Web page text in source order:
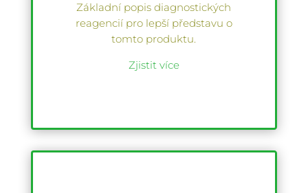
Základní popis diagnostických
reagencií pro lepší představu o
tomto produktu.
Zjistit více